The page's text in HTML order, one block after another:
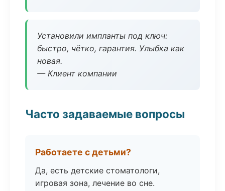
Установили импланты под ключ:
быстро, чётко, гарантия. Улыбка как
новая.
— Клиент компании
Часто задаваемые вопросы
Работаете с детьми?
Да, есть детские стоматологи,
игровая зона, лечение во сне.